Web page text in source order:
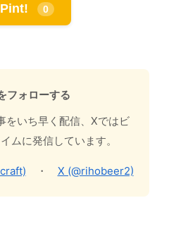
0
フォローする
をいち早く配信、Xではビ
ムに発信しています。
・ X (@rihobeer2)